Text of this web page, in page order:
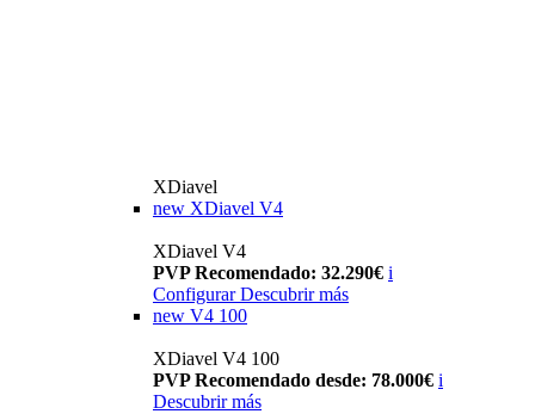
XDiavel
new XDiavel V4
XDiavel V4
PVP Recomendado: 32.290€ i
Configurar Descubrir más
new V4 100
XDiavel V4 100
PVP Recomendado desde: 78.000€ i
Descubrir más